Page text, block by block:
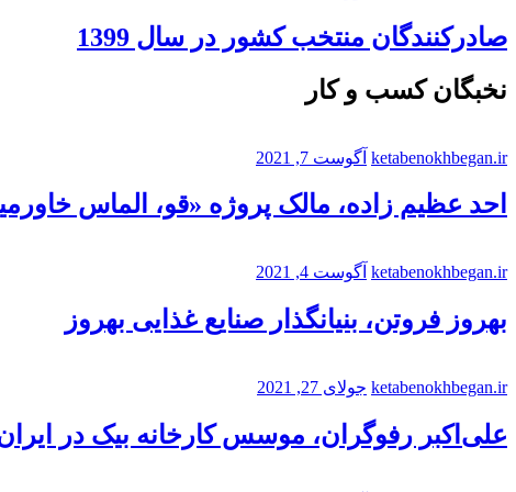
صادرکنندگان منتخب کشور در سال 1399
نخبگان کسب و کار
ketabenokhbegan.ir آگوست 7, 2021
احد عظیم زاده، مالک پروژه «قو، الماس
ketabenokhbegan.ir آگوست 4, 2021
بهروز فروتن، بنیانگذار صنایع غذایی بهروز
ketabenokhbegan.ir جولای 27, 2021
علی‌اکبر رفوگران، موسس کارخانه بیک در